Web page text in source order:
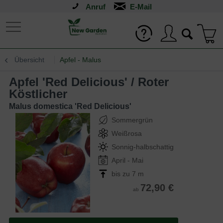
Anruf
Übersicht Apfel - Malus
Apfel 'Red Delicious' / Roter
Köstlicher
Malus domestica 'Red Delicious'
Sommergrün
Weißrosa
Sonnig-halbschattig
April - Mai
bis zu 7 m
ab 72,90 €